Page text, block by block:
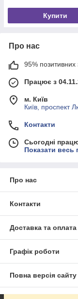
Купити
Про нас
95% позитивних
Працює з
м. Київ
Київ, проспект
Контакти
Сьогодні
Показати весь
Про нас
Контакти
Доставка та оплата
Графік роботи
Повна версія сайту